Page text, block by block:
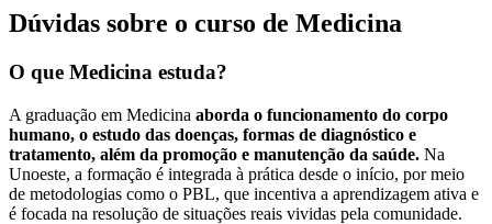
Dúvidas sobre o curso de Medicina
O que Medicina estuda?
A graduação em Medicina aborda o funcionamento do corpo
humano, o estudo das doenças, formas de diagnóstico e
tratamento, além da promoção e manutenção da saúde. Na
Unoeste, a formação é integrada à prática desde o início, por meio
de metodologias como o PBL, que incentiva a aprendizagem ativa e
é focada na resolução de situações reais vividas pela comunidade.